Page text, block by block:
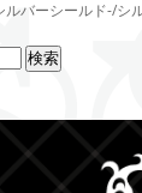
ルバーシールド-/